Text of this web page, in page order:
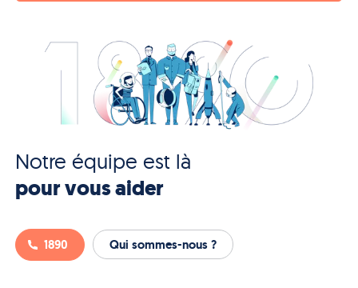
Notre équipe est là
pour vous aider
1890 Qui sommes-nous ?